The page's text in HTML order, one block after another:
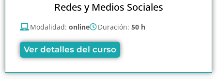
Redes y Medios Sociales
Modalidad: online Duración: 50 h
Ver detalles del curso